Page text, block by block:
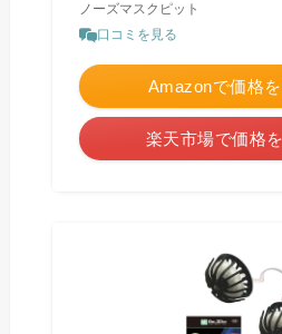
ノーズマスクピット
口コミを見る
Amazonで価格
楽天市場で価格